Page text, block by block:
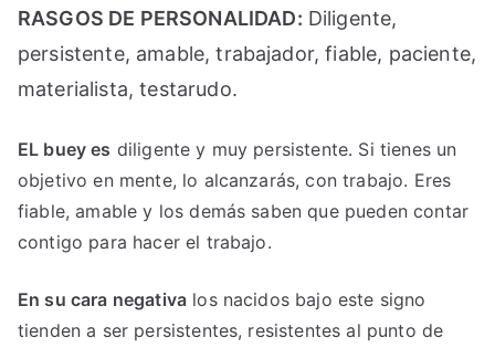
RASGOS DE PERSONALIDAD: Diligente,
persistente, amable, trabajador, fiable, paciente,
materialista, testarudo.
EL buey es diligente y muy persistente. Si tienes un
objetivo en mente, lo alcanzarás, con trabajo. Eres
fiable, amable y los demás saben que pueden contar
contigo para hacer el trabajo.
En su cara negativa los nacidos bajo este signo
tienden a ser persistentes, resistentes al punto de